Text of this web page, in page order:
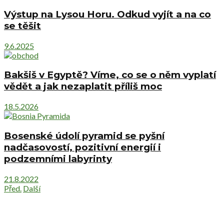
Výstup na Lysou Horu. Odkud vyjít a na co
se těšit
9.6.2025
Bakšiš v Egyptě? Víme, co se o něm vyplatí
vědět a jak nezaplatit příliš moc
18.5.2026
Bosenské údolí pyramid se pyšní
nadčasovostí, pozitivní energií i
podzemními labyrinty
21.8.2022
Před. Další